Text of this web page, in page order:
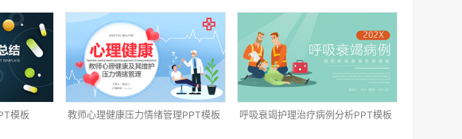
模板 教师心理健康压力情绪管理PPT模板 呼吸衰竭护理治疗病例分析PPT模板